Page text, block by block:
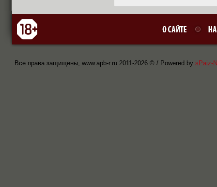
Все права защищены, www.apb-r.ru 2011-2026 © / Powered by sPaiz-